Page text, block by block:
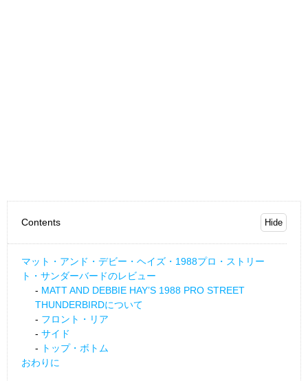
Contents
マット・アンド・デビー・ヘイズ・1988プロ・ストリー
ト・サンダーバードのレビュー
MATT AND DEBBIE HAY’S 1988 PRO STREET
THUNDERBIRDについて
フロント・リア
サイド
トップ・ボトム
おわりに